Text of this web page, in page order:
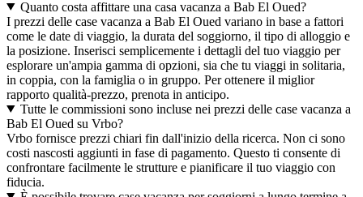
Quanto costa affittare una casa vacanza a Bab El Oued?
I prezzi delle case vacanza a Bab El Oued variano in base a fattori
come le date di viaggio, la durata del soggiorno, il tipo di alloggio e
la posizione. Inserisci semplicemente i dettagli del tuo viaggio per
esplorare un'ampia gamma di opzioni, sia che tu viaggi in solitaria,
in coppia, con la famiglia o in gruppo. Per ottenere il miglior
rapporto qualità-prezzo, prenota in anticipo.
Tutte le commissioni sono incluse nei prezzi delle case vacanza a
Bab El Oued su Vrbo?
Vrbo fornisce prezzi chiari fin dall'inizio della ricerca. Non ci sono
costi nascosti aggiunti in fase di pagamento. Questo ti consente di
confrontare facilmente le strutture e pianificare il tuo viaggio con
fiducia.